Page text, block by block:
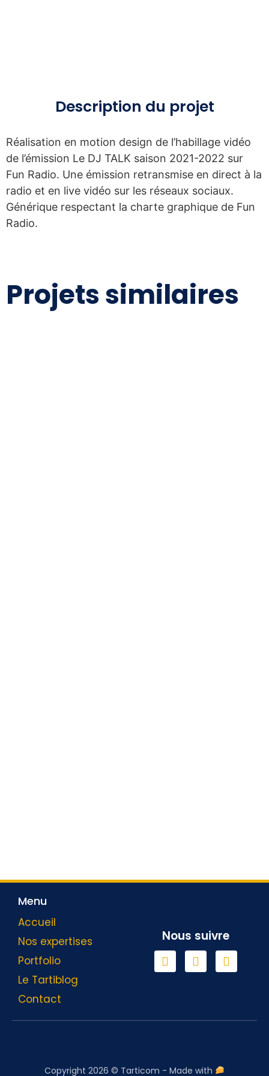
Description du projet
Réalisation en motion design de l’habillage vidéo
de l’émission Le DJ TALK saison 2021-2022 sur
Fun Radio. Une émission retransmise en direct à la
radio et en live vidéo sur les réseaux sociaux.
Générique respectant la charte graphique de Fun
Radio.
Projets similaires
Menu
Accueil
Nos expertises
Portfolio
Le Tartiblog
Contact
Nous suivre
Copyright 2026 © Tarticom - Made with